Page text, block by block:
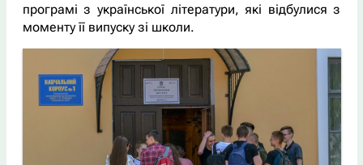
програмі з української літератури, які відбулися з
моменту її випуску зі школи.